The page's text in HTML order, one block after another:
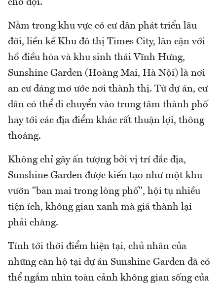
chờ đợi.
Nằm trong khu vực có cư dân phát triển lâu
đời, liền kề Khu đô thị Times City, lân cận với
hồ điều hòa và khu sinh thái Vĩnh Hưng,
Sunshine Garden (Hoàng Mai, Hà Nội) là nơi
an cư đáng mơ ước nơi thành thị. Từ dự án, cư
dân có thể di chuyển vào trung tâm thành phố
hay tới các địa điểm khác rất thuận lợi, thông
thoáng.
Không chỉ gây ấn tượng bởi vị trí đắc địa,
Sunshine Garden được kiến tạo như một khu
vườn "ban mai trong lòng phố", hội tụ nhiều
tiện ích, không gian xanh mà giá thành lại
phải chăng.
Tính tới thời điểm hiện tại, chủ nhân của
những căn hộ tại dự án Sunshine Garden đã có
thể ngắm nhìn toàn cảnh không gian sống của